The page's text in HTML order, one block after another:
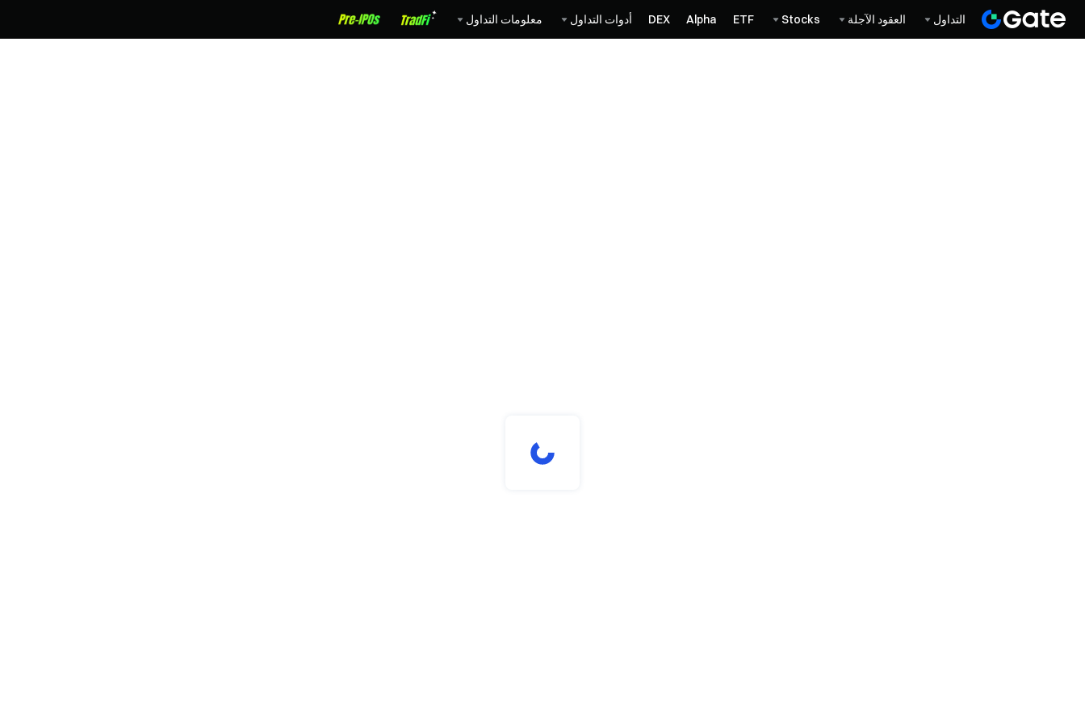
التداول العقود الآجلة Stocks
ETF
Alpha
DEX أدوات التداول معلومات التداول